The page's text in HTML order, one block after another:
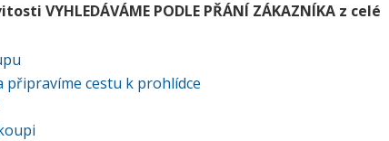
VYHLEDÁVÁME PODLE PŘÁNÍ ZÁKAZNÍKA z celé
připravíme cestu k prohlídce